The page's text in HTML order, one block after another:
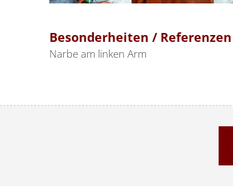
Besonderheiten / Referenzen
Narbe am linken Arm